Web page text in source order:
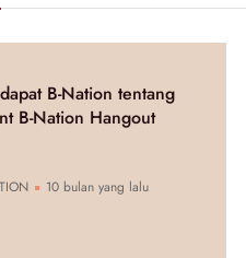
B-Nation tentang
B-Nation Hangout
10 bulan yang lalu